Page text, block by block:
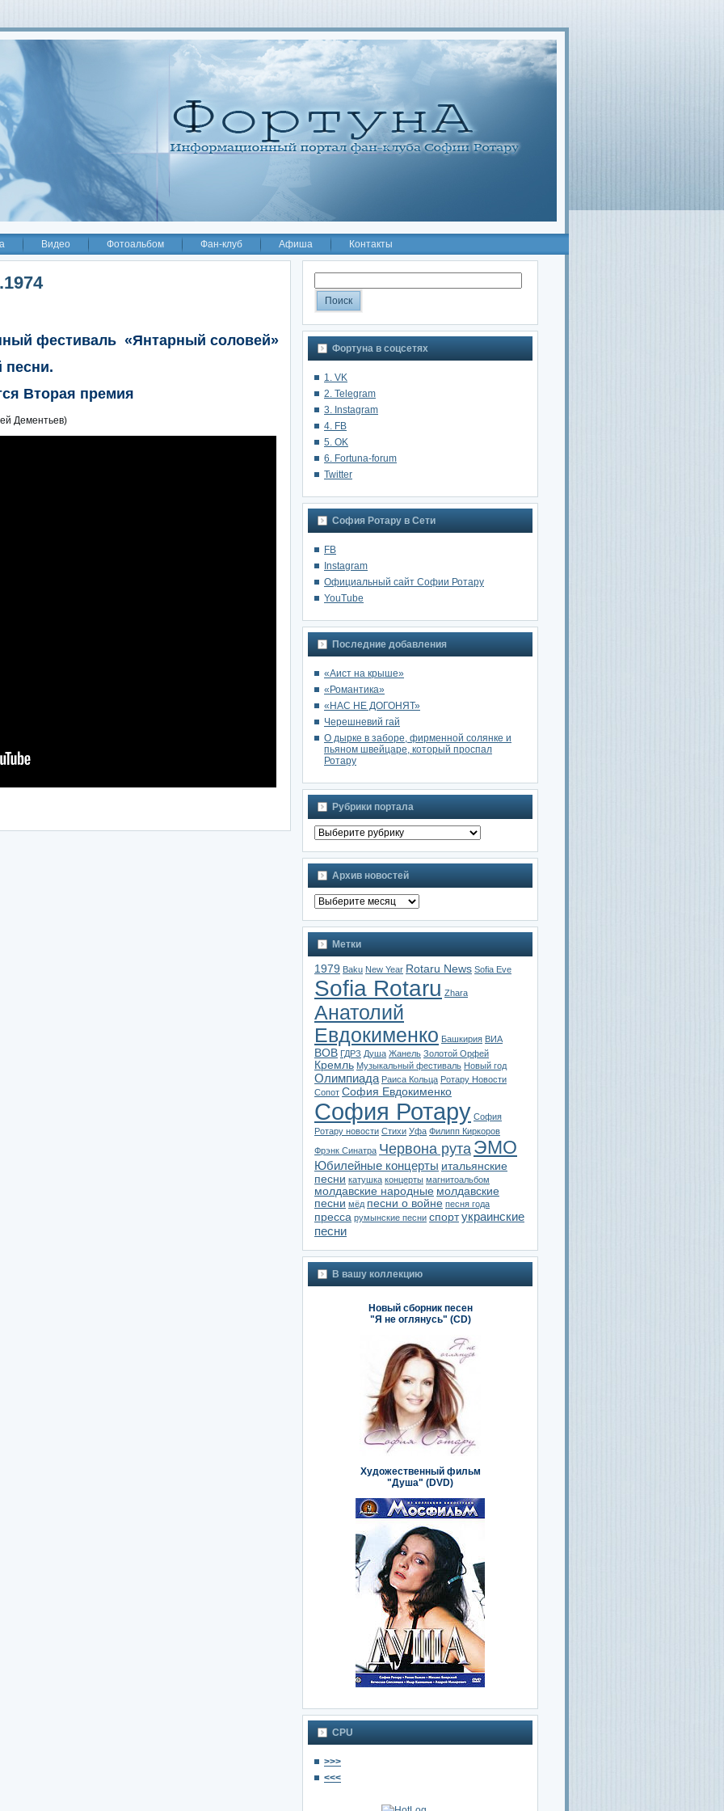
Видео Фотоальбом Фан-клуб Афиша Контакты
фестиваль «Янтарный соловей»
песни.
Вторая премия
Дементьев)
Фортуна в соцсетях
1. VK
2. Telegram
3. Instagram
4. FB
5. OK
6. Fortuna-forum
Twitter
София Ротару в Сети
FB
Instagram
Oфициальный сайт Софии Ротару
YouTube
Последние добавления
«Аист на крыше»
«Романтика»
«НАС НЕ ДОГОНЯТ»
Черешневий гай
О дырке в заборе, фирменной солянке и
пьяном швейцаре, который проспал
Ротару
Рубрики портала
Архив новостей
Метки
1979 Baku New Year Rotaru News Sofia Eve
Sofia Rotaru Zhara
Анатолий
Евдокименко Башкирия ВИА
ВОВ ГДРЗ Душа Жанель Золотой Орфей
Кремль Музыкальный фестиваль Новый год
Олимпиада Раиса Кольца Ротару Новости
Сопот София Евдокименко
София Ротару София
Ротару новости Стихи Уфа Филипп Киркоров
Фрэнк Синатра Червона рута ЭМО
Юбилейные концерты итальянские
песни катушка концерты магнитоальбом
молдавские народные молдавские
песни мёд песни о войне песня года
пресса румынские песни спорт украинские
песни
В вашу коллекцию
Новый сборник песен
"Я не оглянусь" (CD)
Художественный фильм
"Душа" (DVD)
CPU
>>>
<<<